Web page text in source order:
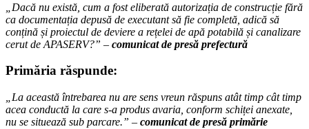
„Dacă nu există, cum a fost eliberată autorizația de construcție fără
ca documentația depusă de executant să fie completă, adică să
conțină și proiectul de deviere a rețelei de apă potabilă și canalizare
cerut de APASERV?” – comunicat de presă prefectură
Primăria răspunde:
„La această întrebarea nu are sens vreun răspuns atât timp cât timp
acea conductă la care s-a produs avaria, conform schiței anexate,
nu se situează sub parcare.” – comunicat de presă primărie